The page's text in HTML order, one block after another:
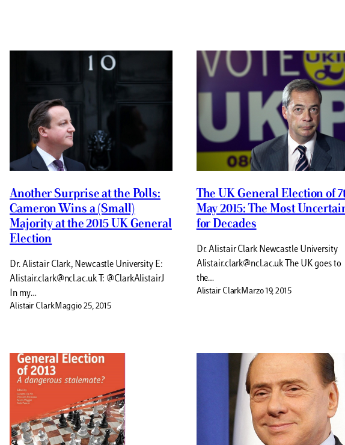
Another Surprise at the Polls:
Cameron Wins a (Small)
Majority at the 2015 UK General
Election
Dr. Alistair Clark, Newcastle University E:
Alistair.clark@ncl.ac.uk T: @ClarkAlistairJ
In my…
Alistair ClarkMaggio 25, 2015
The UK General Election of
May 2015: The Most
for Decades
Dr. Alistair Clark Newcastle University
Alistair.clark@ncl.ac.uk The UK goes to
the…
Alistair ClarkMarzo 19, 2015